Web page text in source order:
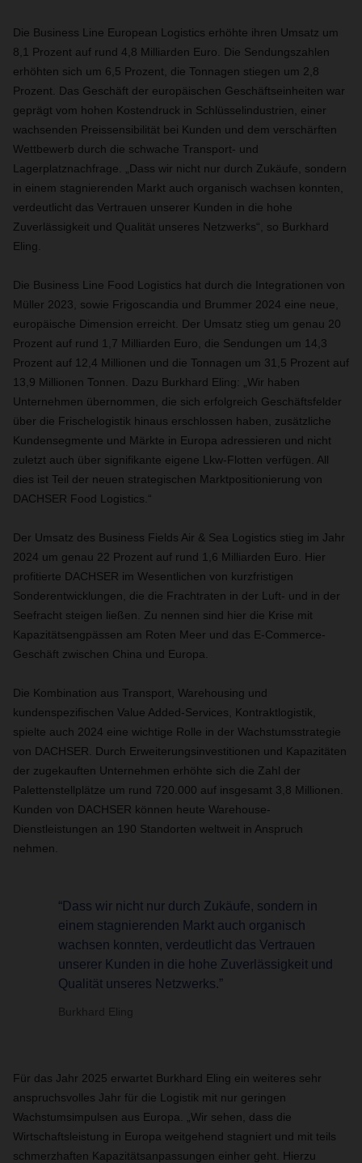
Die Business Line European Logistics erhöhte ihren Umsatz um
8,1 Prozent auf rund 4,8 Milliarden Euro. Die Sendungszahlen
erhöhten sich um 6,5 Prozent, die Tonnagen stiegen um 2,8
Prozent. Das Geschäft der europäischen Geschäftseinheiten war
geprägt vom hohen Kostendruck in Schlüsselindustrien, einer
wachsenden Preissensibilität bei Kunden und dem verschärften
Wettbewerb durch die schwache Transport- und
Lagerplatznachfrage. „Dass wir nicht nur durch Zukäufe, sondern
in einem stagnierenden Markt auch organisch wachsen konnten,
verdeutlicht das Vertrauen unserer Kunden in die hohe
Zuverlässigkeit und Qualität unseres Netzwerks“, so Burkhard
Eling.
Die Business Line Food Logistics hat durch die Integrationen von
Müller 2023, sowie Frigoscandia und Brummer 2024 eine neue,
europäische Dimension erreicht. Der Umsatz stieg um genau 20
Prozent auf rund 1,7 Milliarden Euro, die Sendungen um 14,3
Prozent auf 12,4 Millionen und die Tonnagen um 31,5 Prozent auf
13,9 Millionen Tonnen. Dazu Burkhard Eling: „Wir haben
Unternehmen übernommen, die sich erfolgreich Geschäftsfelder
über die Frischelogistik hinaus erschlossen haben, zusätzliche
Kundensegmente und Märkte in Europa adressieren und nicht
zuletzt auch über signifikante eigene Lkw-Flotten verfügen. All
dies ist Teil der neuen strategischen Marktpositionierung von
DACHSER Food Logistics.“
Der Umsatz des Business Fields Air & Sea Logistics stieg im Jahr
2024 um genau 22 Prozent auf rund 1,6 Milliarden Euro. Hier
profitierte DACHSER im Wesentlichen von kurzfristigen
Sonderentwicklungen, die die Frachtraten in der Luft- und in der
Seefracht steigen ließen. Zu nennen sind hier die Krise mit
Kapazitätsengpässen am Roten Meer und das E-Commerce-
Geschäft zwischen China und Europa.
Die Kombination aus Transport, Warehousing und
kundenspezifischen Value Added-Services, Kontraktlogistik,
spielte auch 2024 eine wichtige Rolle in der Wachstumsstrategie
von DACHSER. Durch Erweiterungsinvestitionen und Kapazitäten
der zugekauften Unternehmen erhöhte sich die Zahl der
Palettenstellplätze um rund 720.000 auf insgesamt 3,8 Millionen.
Kunden von DACHSER können heute Warehouse-
Dienstleistungen an 190 Standorten weltweit in Anspruch
nehmen.
“Dass wir nicht nur durch Zukäufe, sondern in
einem stagnierenden Markt auch organisch
wachsen konnten, verdeutlicht das Vertrauen
unserer Kunden in die hohe Zuverlässigkeit und
Qualität unseres Netzwerks.”
Burkhard Eling
Für das Jahr 2025 erwartet Burkhard Eling ein weiteres sehr
anspruchsvolles Jahr für die Logistik mit nur geringen
Wachstumsimpulsen aus Europa. „Wir sehen, dass die
Wirtschaftsleistung in Europa weitgehend stagniert und mit teils
schmerzhaften Kapazitätsanpassungen einher geht. Hierzu